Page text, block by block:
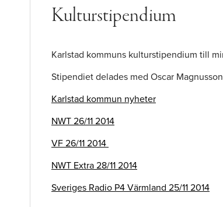
Kulturstipendium
Karlstad kommuns kulturstipendium till
Stipendiet delades med Oscar
Karlstad kommun nyheter
NWT 26/11 2014
VF 26/11 2014
NWT Extra 28/11 2014
Sveriges Radio P4 Värmland 25/11 2014